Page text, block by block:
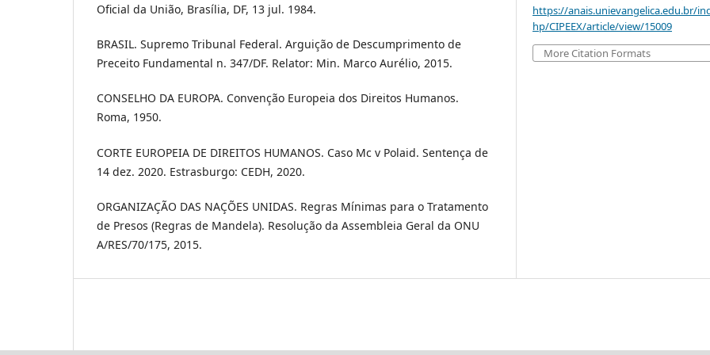
Oficial da União, Brasília, DF, 13 jul. 1984.
BRASIL. Supremo Tribunal Federal. Arguição de Descumprimento de
Preceito Fundamental n. 347/DF. Relator: Min. Marco Aurélio, 2015.
CONSELHO DA EUROPA. Convenção Europeia dos Direitos Humanos.
Roma, 1950.
CORTE EUROPEIA DE DIREITOS HUMANOS. Caso Mc v Polaid. Sentença de
14 dez. 2020. Estrasburgo: CEDH, 2020.
ORGANIZAÇÃO DAS NAÇÕES UNIDAS. Regras Mínimas para o Tratamento
de Presos (Regras de Mandela). Resolução da Assembleia Geral da ONU
A/RES/70/175, 2015.
https://anais.unievangelica.edu.br/
hp/CIPEEX/article/view/15009
More Citation Formats